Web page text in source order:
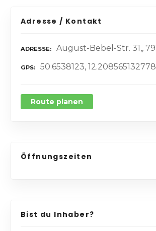
Adresse / Kontakt
ADRESSE August-Bebel-Str. 31,,
GPS 50.6538123,
Route planen
Öffnungszeiten
Bist du Inhaber?